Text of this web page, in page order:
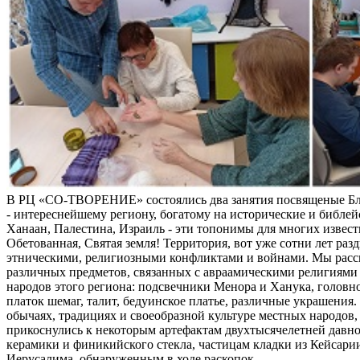
В РЦ «СО-ТВОРЕНИЕ» состоялись два занятия посвященые
- интереснейшему региону, богатому на исторические и
Ханаан, Палестина, Израиль - эти топонимы для многих
Обетованная, Святая земля! Территория, вот уже сотни лет
этническими, религиозными конфликтами и войнами. Мы
различных предметов, связанных с авраамическими религиями
народов этого региона: подсвечники Менора и Ханука,
платок шемаг, талит, бедуинское платье, различные
обычаях, традициях и своеобразной культуре местных
прикоснулись к некоторым артефактам двухтысячелетней
керамики и финикийского стекла, частицам кладки из